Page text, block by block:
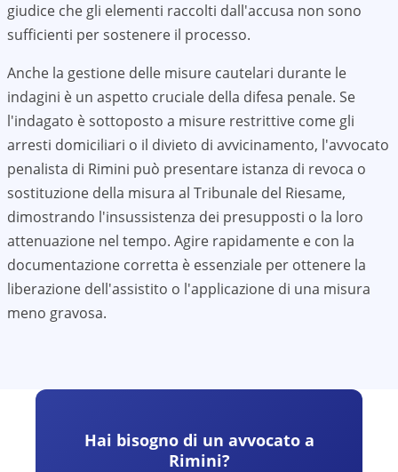
giudice che gli elementi raccolti dall'accusa non sono
sufficienti per sostenere il processo.
Anche la gestione delle misure cautelari durante le
indagini è un aspetto cruciale della difesa penale. Se
l'indagato è sottoposto a misure restrittive come gli
arresti domiciliari o il divieto di avvicinamento, l'avvocato
penalista di Rimini può presentare istanza di revoca o
sostituzione della misura al Tribunale del Riesame,
dimostrando l'insussistenza dei presupposti o la loro
attenuazione nel tempo. Agire rapidamente e con la
documentazione corretta è essenziale per ottenere la
liberazione dell'assistito o l'applicazione di una misura
meno gravosa.
Hai bisogno di un avvocato a
Rimini?